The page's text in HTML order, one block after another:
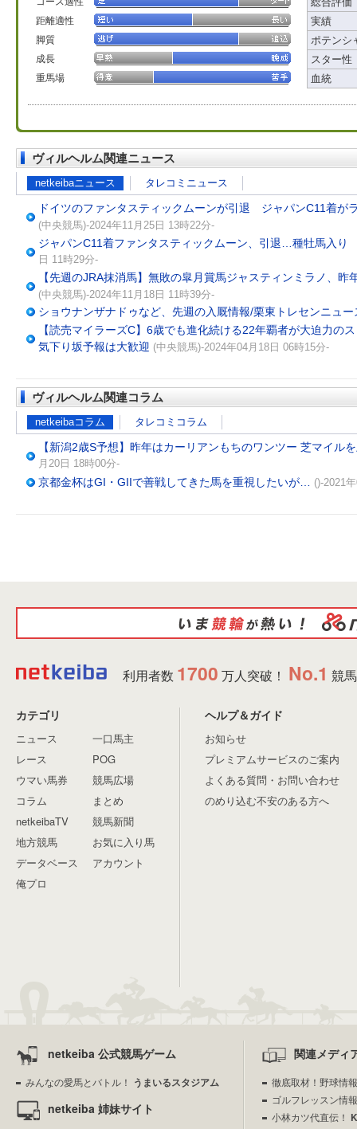
距離適性
脚質
成長
重馬場
実績
ポテンシ
スター性
血統
ヴィルヘルム関連ニュース
netkeibaニュース タレコミニュース
ドイツのファンタスティックムーンが引退 ジャパンC11着
(中央競馬)-2024年11月25日 13時22分-
ジャパンC11着ファンタスティックムーン、引退…種牡馬入
日 11時29分-
【先週のJRA抹消馬】無敗の皐月賞馬ジャスティンミラノ、
(中央競馬)-2024年11月18日 11時39分-
ショウナンザナドゥなど、先週の入厩情報/栗東トレセンニュー
【読売マイラーズC】6歳でも進化続ける22年覇者が大迫力
気下り坂予報は大歓迎 (中央競馬)-2024年04月18日 06時15分-
ヴィルヘルム関連コラム
netkeibaコラム タレコミコラム
【新潟2歳S予想】昨年はカーリアンもちのワンツー 芝マイル
月20日 18時00分-
京都金杯はGI・GIIで善戦してきた馬を重視したいが…
()-2021
利用者数 1700 万人突破！ No.1 競
カテゴリ
ニュース
レース
ウマい馬券
コラム
netkeibaTV
地方競馬
データベース
俺プロ
一口馬主
POG
競馬広場
まとめ
競馬新聞
お気に入り馬
アカウント
ヘルプ＆ガイド
お知らせ
プレミアムサービスのご案内
よくある質問・お問い合わせ
のめり込む不安のある方へ
netkeiba 公式競馬ゲーム
みんなの愛馬とバトル！ うまいるスタジアム
netkeiba 姉妹サイト
関連メディ
徹底取材！野球情
ゴルフレッスン情
小林カツ代直伝！